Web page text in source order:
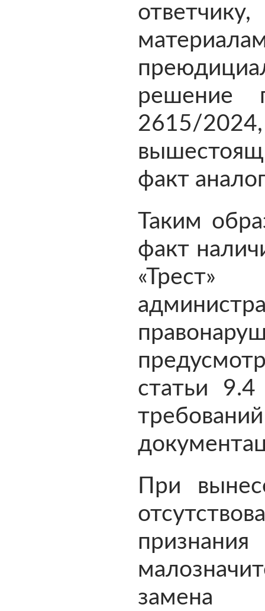
2615/
факт
Таким
факт
статьи
При